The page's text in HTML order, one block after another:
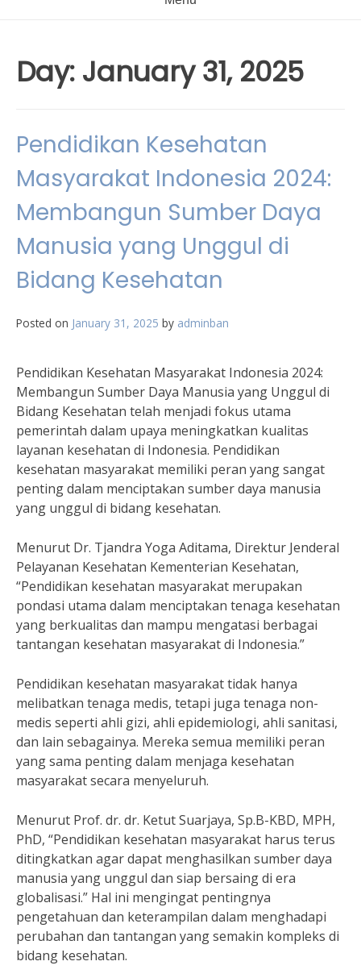
Day: January 31, 2025
Pendidikan Kesehatan
Masyarakat Indonesia 2024:
Membangun Sumber Daya
Manusia yang Unggul di
Bidang Kesehatan
Posted on January 31, 2025 by adminban
Pendidikan Kesehatan Masyarakat Indonesia 2024:
Membangun Sumber Daya Manusia yang Unggul di
Bidang Kesehatan telah menjadi fokus utama
pemerintah dalam upaya meningkatkan kualitas
layanan kesehatan di Indonesia. Pendidikan
kesehatan masyarakat memiliki peran yang sangat
penting dalam menciptakan sumber daya manusia
yang unggul di bidang kesehatan.
Menurut Dr. Tjandra Yoga Aditama, Direktur Jenderal
Pelayanan Kesehatan Kementerian Kesehatan,
“Pendidikan kesehatan masyarakat merupakan
pondasi utama dalam menciptakan tenaga kesehatan
yang berkualitas dan mampu mengatasi berbagai
tantangan kesehatan masyarakat di Indonesia.”
Pendidikan kesehatan masyarakat tidak hanya
melibatkan tenaga medis, tetapi juga tenaga non-
medis seperti ahli gizi, ahli epidemiologi, ahli sanitasi,
dan lain sebagainya. Mereka semua memiliki peran
yang sama penting dalam menjaga kesehatan
masyarakat secara menyeluruh.
Menurut Prof. dr. dr. Ketut Suarjaya, Sp.B-KBD, MPH,
PhD, “Pendidikan kesehatan masyarakat harus terus
ditingkatkan agar dapat menghasilkan sumber daya
manusia yang unggul dan siap bersaing di era
globalisasi.” Hal ini mengingat pentingnya
pengetahuan dan keterampilan dalam menghadapi
perubahan dan tantangan yang semakin kompleks di
bidang kesehatan.